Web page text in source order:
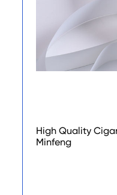
High Quality
Minfeng